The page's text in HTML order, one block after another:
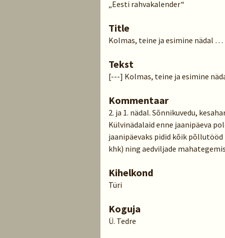
„Eesti rahvakalender“
Title
Kolmas, teine ja esimine nädal …
Tekst
[---] Kolmas, teine ja esimine
Kommentaar
2. ja 1. nädal. Sõnnikuvedu,
Külvinädalaid enne jaanipäeva
jaanipäevaks pidid kõik
khk) ning aedviljade
Kihelkond
Türi
Koguja
Ü. Tedre